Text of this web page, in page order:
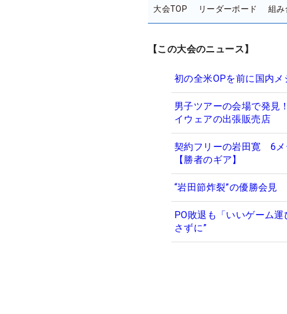
大会TOP リーダーボード 組み
【この大会のニュース】
初の全米OPを前に国内
男子ツアーの会場で発見
イウェアの出張販売店
契約フリーの岩田寛 6メ
【勝者のギア】
“岩田節炸裂”の優勝会見
PO敗退も「いいゲーム
さずに”